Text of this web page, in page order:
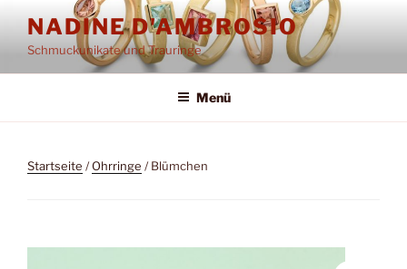
Inhalt
springen
NADINE D'AMBROSIO
Schmuckunikate und Trauringe
Menü
Startseite /Ohrringe / Blümchen